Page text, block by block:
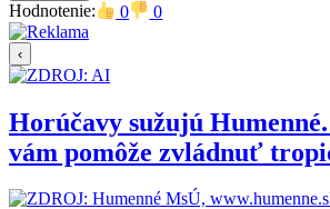
Hodnotenie: 0 0
‹
Horúčavy sužujú
vám pomôže zvládnuť